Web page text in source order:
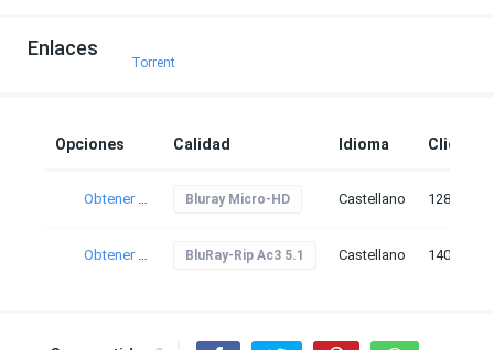
Enlaces
Torrent
Opciones Calidad Idioma Clicks
Obtener torrent Bluray Micro-HD Castellano 128
Obtener torrent BluRay-Rip Ac3 5.1 Castellano 140